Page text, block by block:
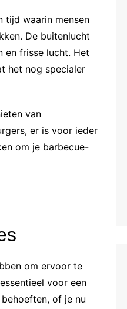
tijd waarin mensen
De buitenlucht
en frisse lucht. Het
het nog specialer
van
er is voor ieder
om je barbecue-
om ervoor te
voor een
of je nu